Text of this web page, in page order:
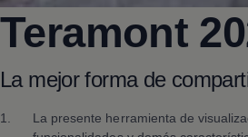
Teramont
La mejor forma de
1.
La presente herramienta de